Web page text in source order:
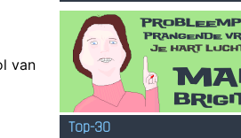
van
Top-30